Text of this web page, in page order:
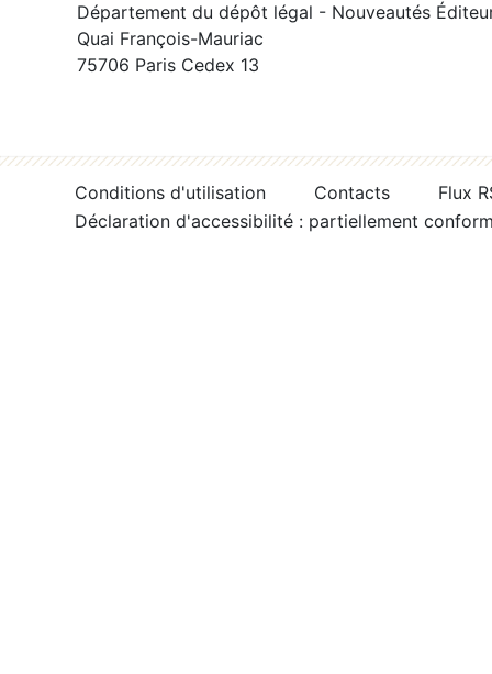
Département du dépôt légal - Nouveautés
Quai François-Mauriac
75706 Paris Cedex 13
Conditions d'utilisation Contacts
Flux
Déclaration d'accessibilité : partiellement